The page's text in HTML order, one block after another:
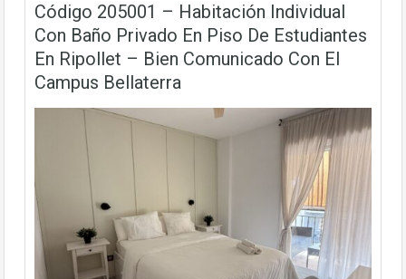
Código 205001 – Habitación Individual
Con Baño Privado En Piso De Estudiantes
En Ripollet – Bien Comunicado Con El
Campus Bellaterra